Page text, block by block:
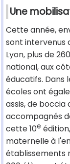
Une
Cette année,
sont intervenus
Lyon, plus de
national, aux
éducatifs. Dans
écoles ont
assis, de boccia
accompagnés
cette 10e
maternelle à
établissements